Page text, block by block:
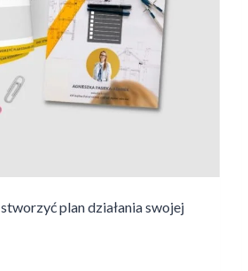
plan działania swojej